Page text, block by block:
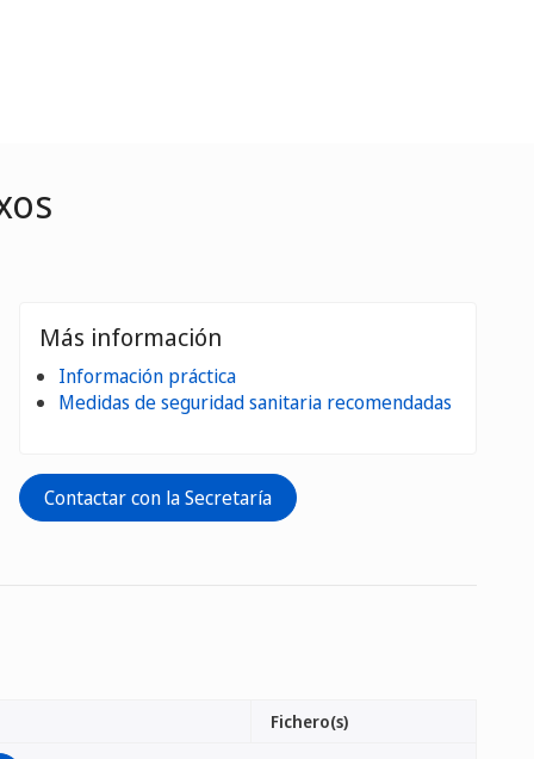
Más información
Información práctica
Medidas de seguridad sanitaria recomendadas
Contactar con la Secretaría
Fichero(s)